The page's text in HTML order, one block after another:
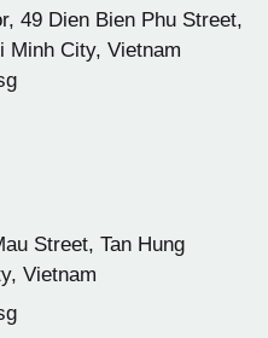
49 Dien Bien Phu Street,
Minh City, Vietnam
Street, Tan Hung
Vietnam